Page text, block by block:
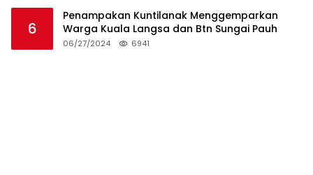
6
Penampakan Kuntilanak Menggemparkan
Warga Kuala Langsa dan Btn Sungai Pauh
06/27/2024 6941